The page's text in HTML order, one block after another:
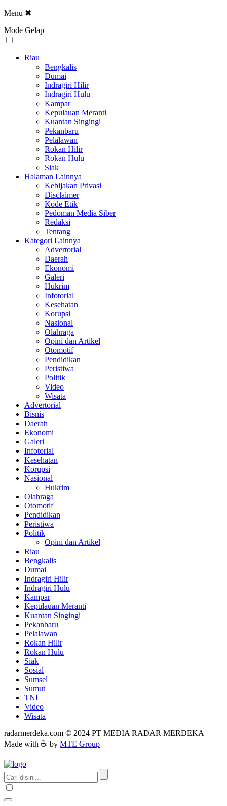
Menu ✖
Mode Gelap
Riau
Bengkalis
Dumai
Indragiri Hilir
Indragiri Hulu
Kampar
Kepulauan Meranti
Kuantan Singingi
Pekanbaru
Pelalawan
Rokan Hilir
Rokan Hulu
Siak
Halaman Lainnya
Kebijakan Privasi
Disclaimer
Kode Etik
Pedoman Media Siber
Redaksi
Tentang
Kategori Lainnya
Advertorial
Daerah
Ekonomi
Galeri
Hukrim
Infotorial
Kesehatan
Korupsi
Nasional
Olahraga
Opini dan Artikel
Otomotif
Pendidikan
Peristiwa
Politik
Video
Wisata
Advertorial
Bisnis
Daerah
Ekonomi
Galeri
Infotorial
Kesehatan
Korupsi
Nasional
Hukrim
Olahraga
Otomotif
Pendidikan
Peristiwa
Politik
Opini dan Artikel
Riau
Bengkalis
Dumai
Indragiri Hilir
Indragiri Hulu
Kampar
Kepulauan Meranti
Kuantan Singingi
Pekanbaru
Pelalawan
Rokan Hilir
Rokan Hulu
Siak
Sosial
Sumsel
Sumut
TNI
Video
Wisata
radarmerdeka.com © 2024 PT MEDIA RADAR MERDEKA
Made with ☕ by MTE Group